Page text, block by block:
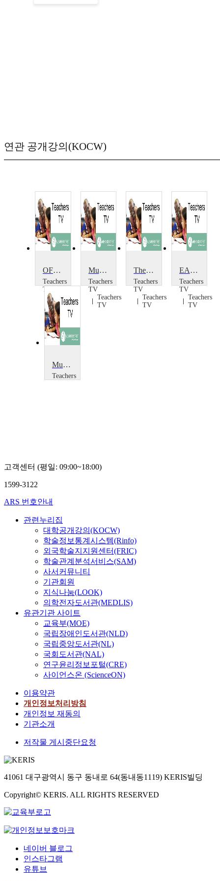
연관 공개강의(KOCW)
OFSTED! The Musical
Teachers
TV
Teachers
TV
Musical Expression throughout the Curriculum
Teachers
TV
Teachers
TV
The Musical Director and the Tortoise Conservationist
Teachers
TV
Teachers
TV
EAL in Drama and Music
Teachers
TV
Teachers
TV
Musical Shakespeare
Teachers
고객센터 (평일: 09:00~18:00)
1599-3122
ARS 번호안내
관련누리집
대학공개강의(KOCW)
학술정보통계시스템(Rinfo)
외국학술지지원센터(FRIC)
학술관계분석서비스(SAM)
사서커뮤니티
기관회원
지식나눔(LOOK)
의학전자도서관(MEDLIS)
유관기관 사이트
교육부(MOE)
국립장애인도서관(NLD)
국립중앙도서관(NL)
국회도서관(NAL)
연구윤리정보포털(CRE)
사이언스온 (ScienceON)
이용약관
개인정보처리방침
개인정보 재동의
기관소개
저작물 게시중단요청
41061 대구광역시 동구 동내로 64(동내동1119) KERIS빌딩
Copyright© KERIS. ALL RIGHTS RESERVED
네이버 블로그
인스타그램
유튜브